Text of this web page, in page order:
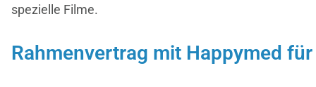
spezielle Filme.
Rahmenvertrag mit Happymed